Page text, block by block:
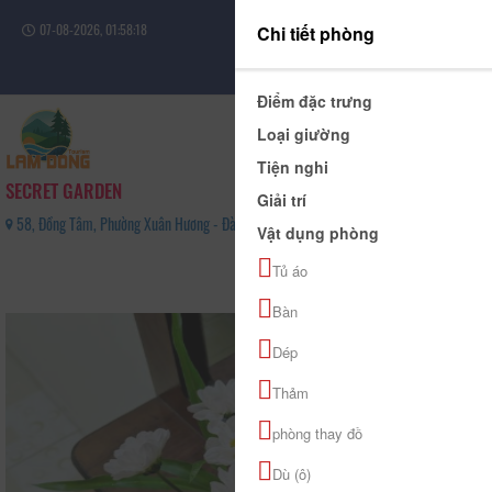
07-08-2026, 01:58:18
Đăng nhập
SECRET GARDEN
58, Đồng Tâm, Phường Xuân Hương - Đà Lạt, Tỉnh Lâm Đồng - 0975714347
Chi tiết phòng
Điểm đặc trưng
Loại giường
Tiện nghi
Giải trí
Vật dụng phòng
Tủ áo
Bàn
Dép
Thảm
phòng thay đồ
Dù (ô)